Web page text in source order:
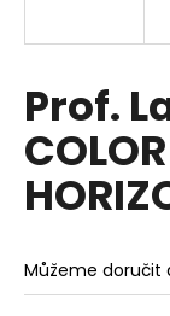
Prof.
Můžeme doručit
í
t
?